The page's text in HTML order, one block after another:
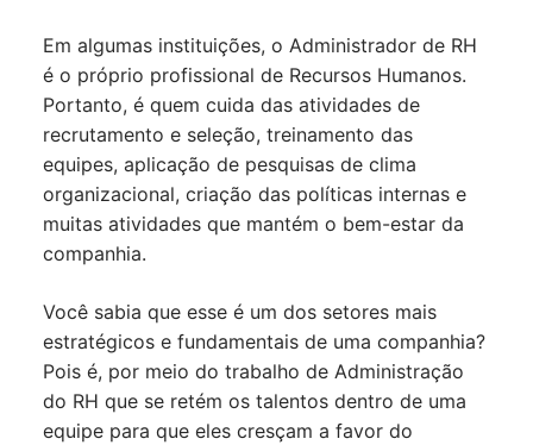
Em algumas instituições, o Administrador de RH
é o próprio profissional de Recursos Humanos.
Portanto, é quem cuida das atividades de
recrutamento e seleção, treinamento das
equipes, aplicação de pesquisas de clima
organizacional, criação das políticas internas e
muitas atividades que mantém o bem-estar da
companhia.
Você sabia que esse é um dos setores mais
estratégicos e fundamentais de uma companhia?
Pois é, por meio do trabalho de Administração
do RH que se retém os talentos dentro de uma
equipe para que eles cresçam a favor do